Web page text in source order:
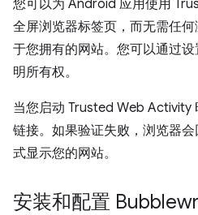
您可以为 Android 应用使用
全屏浏览器标签页，而无需任
于您拥有的网站。您可以通过设
明所有权。
当您启动 Trusted Web Activity
链接。如果验证失败，浏览器
式显示您的网站。
安装和配置